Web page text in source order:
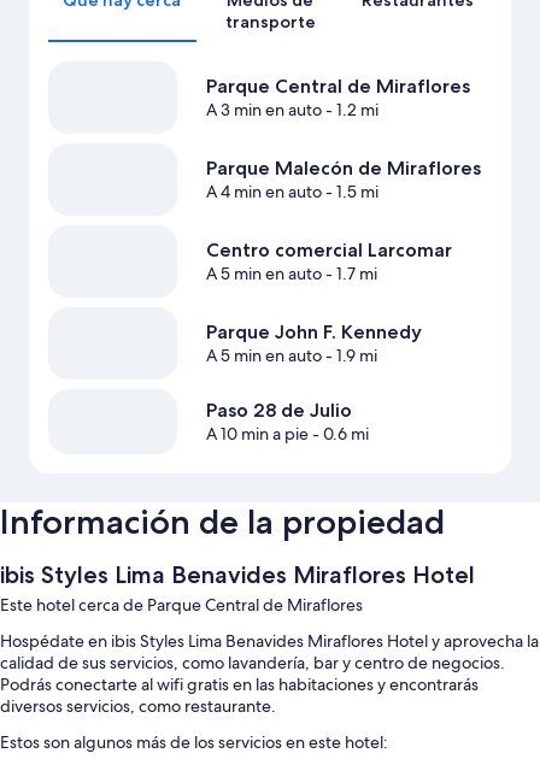
transporte
Parque Central de Miraflores
A 3 min en auto- 1.2 mi
Parque Malecón de Miraflores
A 4 min en auto- 1.5 mi
Centro comercial Larcomar
A 5 min en auto- 1.7 mi
Parque John F. Kennedy
A 5 min en auto- 1.9 mi
Paso 28 de Julio
A 10 min a pie- 0.6 mi
Información de la propiedad
ibis Styles Lima Benavides Miraflores Hotel
Este hotel cerca de Parque Central de Miraflores
Hospédate en ibis Styles Lima Benavides Miraflores Hotel y aprovecha la
calidad de sus servicios, como lavandería, bar y centro de negocios.
Podrás conectarte al wifi gratis en las habitaciones y encontrarás
diversos servicios, como restaurante.
Estos son algunos más de los servicios en este hotel: